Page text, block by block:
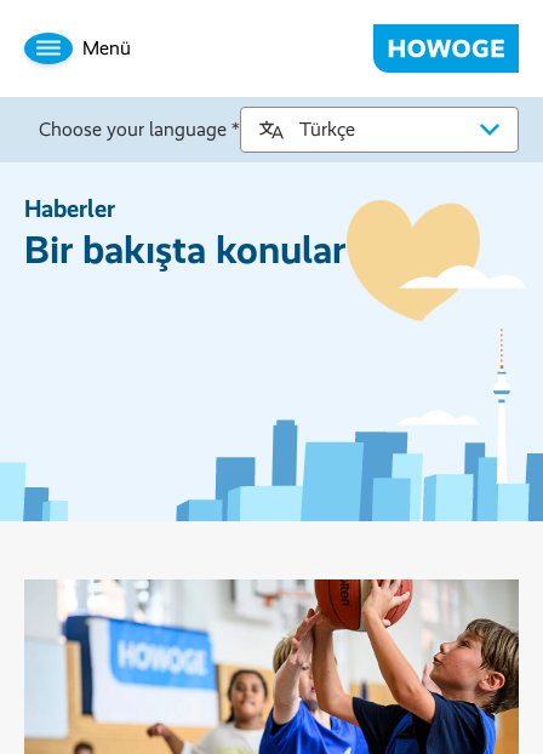
Menü
Choose your language *
Haberler
Bir bakışta konular